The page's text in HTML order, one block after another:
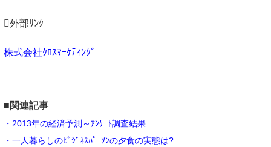
外部ﾘﾝｸ
株式会社ｸﾛｽﾏｰｹﾃｨﾝｸﾞ
■関連記事
・2013年の経済予測～ｱﾝｹｰﾄ調査結果
・一人暮らしのﾋﾞｼﾞﾈｽﾊﾟｰｿﾝの夕食の実態は?